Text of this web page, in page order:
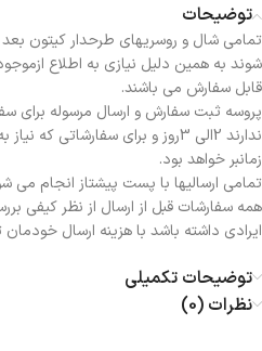
توضیحات
تمامی شال و روسریهای طرحدار کیتون
شوند به همین دلیل نیازی به اطلاع
قابل سفارش می باشند.
پروسه ثبت سفارش و ارسال مرسوله برای
ندارند 2الی 3روز و برای
زمانبر خواهد بود.
تمامی ارسالیها با پست پیشتاز انجام می
همه سفارشات قبل از ارسال از نظر کیفی
ایرادی داشته باشد با هزینه ارسال
توضیحات تکمیلی
نظرات (0)